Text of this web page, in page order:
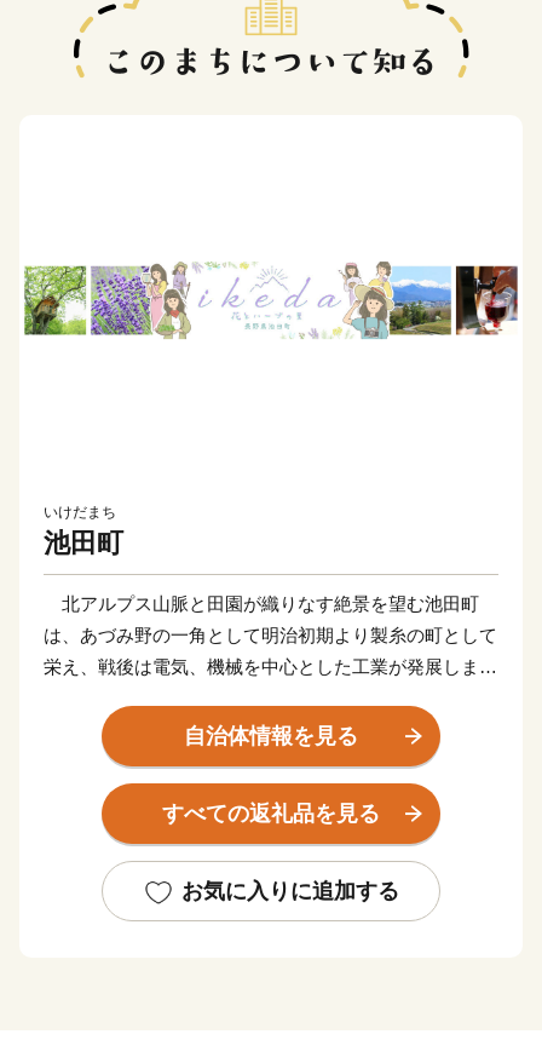
いけだまち
池田町
北アルプス山脈と田園が織りなす絶景を望む池田町
は、あづみ野の一角として明治初期より製糸の町として
栄え、戦後は電気、機械を中心とした工業が発展しまし
また、県下有数の米どころとして稲作を中心に農業も
栄えてきましたが、近年は花とハーブの生産も盛んに行
われ、「花とハーブの里」として知られています。
清らかな水を使った品質の高い日本酒が古くから有名
2018年には北アルプス・安曇野ワインバレー特区に認
定されています。
自治体情報を見る
すべての返礼品を見る
お気に入りに追加する